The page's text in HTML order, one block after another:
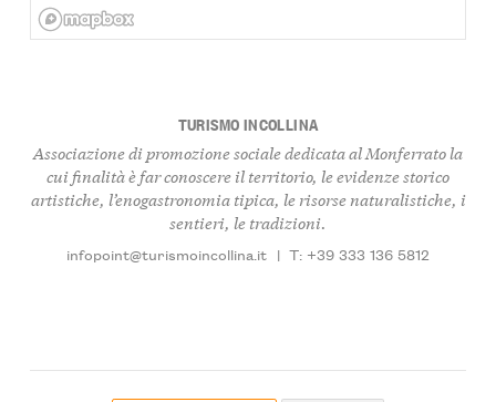
TURISMO INCOLLINA
Associazione di promozione sociale dedicata al Monferrato la
cui finalità è far conoscere il territorio, le evidenze storico
artistiche, l’enogastronomia tipica, le risorse naturalistiche, i
sentieri, le tradizioni.
infopoint@turismoincollina.it | T: +39 333 136 5812